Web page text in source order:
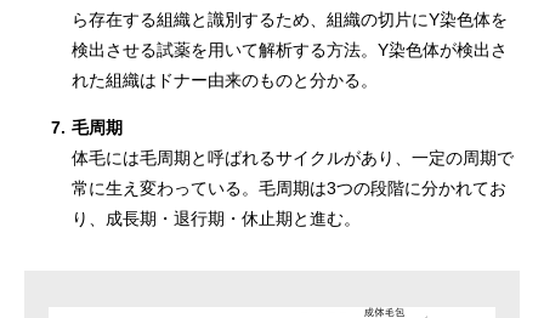
ら存在する組織と識別するため、組織の切片にY染色体を
検出させる試薬を用いて解析する方法。Y染色体が検出さ
れた組織はドナー由来のものと分かる。
7. 毛周期
体毛には毛周期と呼ばれるサイクルがあり、一定の周期で
常に生え変わっている。毛周期は3つの段階に分かれてお
り、成長期・退行期・休止期と進む。